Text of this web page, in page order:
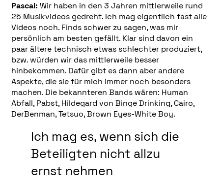
Pascal: Wir haben in den 3 Jahren mittlerweile rund
25 Musikvideos gedreht. Ich mag eigentlich fast alle
Videos noch. Finds schwer zu sagen, was mir
persönlich am besten gefällt. Klar sind davon ein
paar ältere technisch etwas schlechter produziert,
bzw. würden wir das mittlerweile besser
hinbekommen. Dafür gibt es dann aber andere
Aspekte, die sie für mich immer noch besonders
machen. Die bekannteren Bands wären: Human
Abfall, Pabst, Hildegard von Binge Drinking, Cairo,
DerBenman, Tetsuo, Brown Eyes-White Boy.
Ich mag es, wenn sich die
Beteiligten nicht allzu
ernst nehmen